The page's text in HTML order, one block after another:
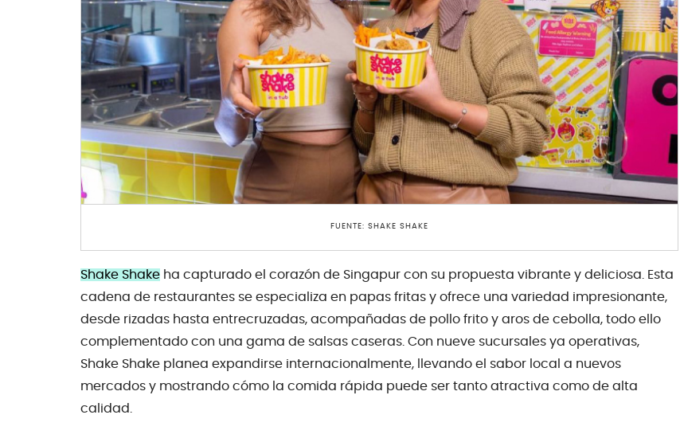
FUENTE: SHAKE SHAKE
Shake Shake ha capturado el corazón de Singapur con su propuesta vibrante y deliciosa. Esta
cadena de restaurantes se especializa en papas fritas y ofrece una variedad impresionante,
desde rizadas hasta entrecruzadas, acompañadas de pollo frito y aros de cebolla, todo ello
complementado con una gama de salsas caseras. Con nueve sucursales ya operativas,
Shake Shake planea expandirse internacionalmente, llevando el sabor local a nuevos
mercados y mostrando cómo la comida rápida puede ser tanto atractiva como de alta
calidad.